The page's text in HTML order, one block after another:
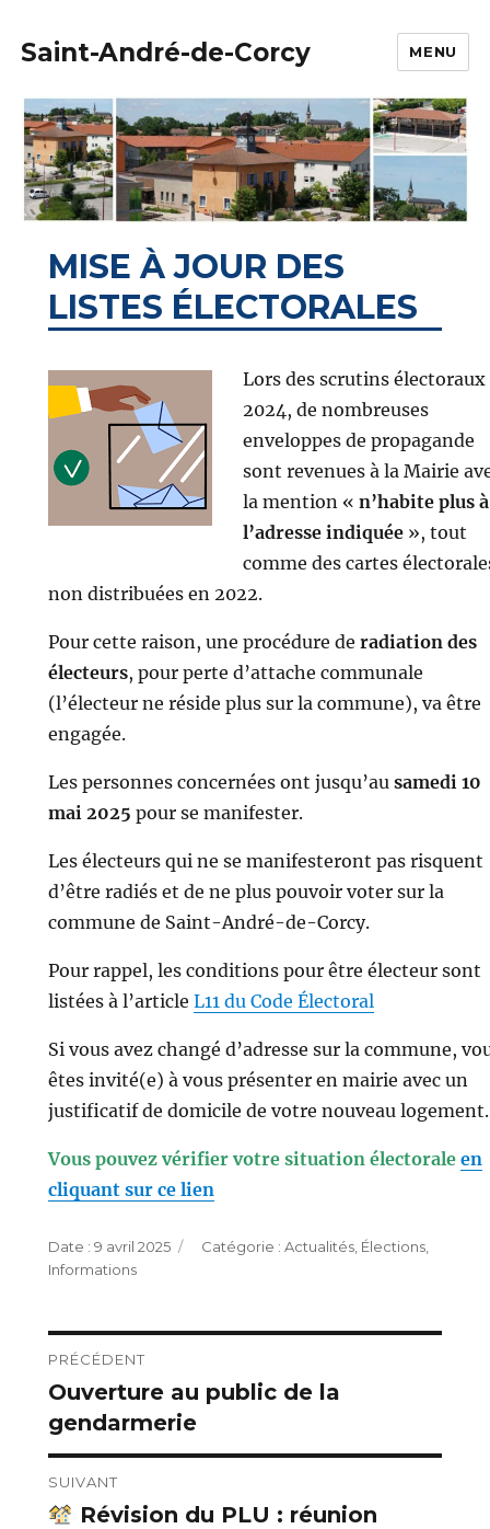
Saint-André-de-Corcy MENU
MISE À JOUR DES
LISTES ÉLECTORALES
Lors des scrutins électoraux
2024, de nombreuses
enveloppes de propagande
sont revenues à la Mairie
la mention « n’habite plus à
l’adresse indiquée», tout
comme des cartes
non distribuées en 2022.
Pour cette raison, une procédure de radiation des
électeurs, pour perte d’attache communale
(l’électeur ne réside plus sur la commune), va être
engagée.
Les personnes concernées ont jusqu’au samedi 10
mai 2025 pour se manifester.
Les électeurs qui ne se manifesteront pas risquent
d’être radiés et de ne plus pouvoir voter sur la
commune de Saint-André-de-Corcy.
Pour rappel, les conditions pour être électeur sont
listées à l’article L11 du Code Électoral
Si vous avez changé d’adresse sur la commune,
êtes invité(e) à vous présenter en mairie avec un
justificatif de domicile de votre nouveau logement.
Vous pouvez vérifier votre situation électorale en
cliquant sur ce lien
Publié
le
9 avril 2025 Catégories
Actualités, Élections,
Informations
Navigation
de
l’article
PRÉCÉDENT
Publication
précédente :
Ouverture au public de la
gendarmerie
SUIVANT
Publication
Révision du PLU : réunion